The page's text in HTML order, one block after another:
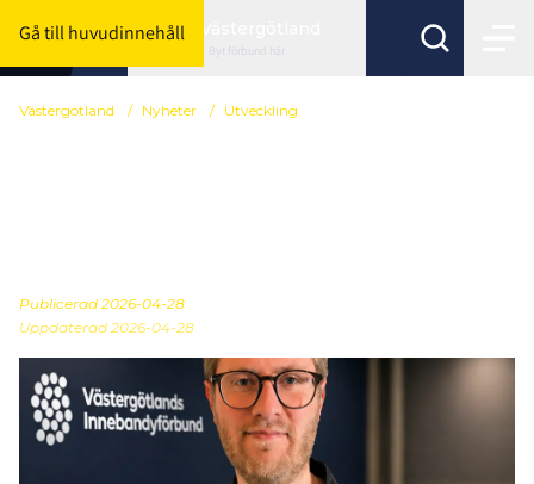
Gå till huvudinnehåll
Byt förbund här
Västergötland / Nyheter / Utveckling
Publicerad 2026-04-28
Uppdaterad 2026-04-28